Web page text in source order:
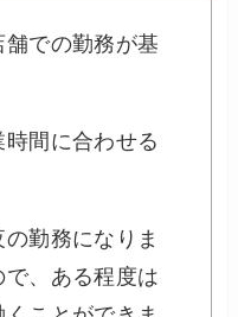
での勤務が基
間に合わせる
勤務になりま
、ある程度は